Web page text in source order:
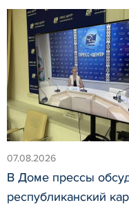
07.08.2026
В Доме прессы
республиканский